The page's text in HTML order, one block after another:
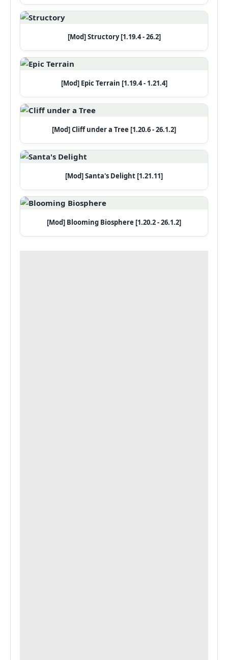
[Mod] Structory [1.19.4 - 26.2]
[Mod] Epic Terrain [1.19.4 - 1.21.4]
[Mod] Cliff under a Tree [1.20.6 - 26.1.2]
[Mod] Santa's Delight [1.21.11]
[Mod] Blooming Biosphere [1.20.2 - 26.1.2]